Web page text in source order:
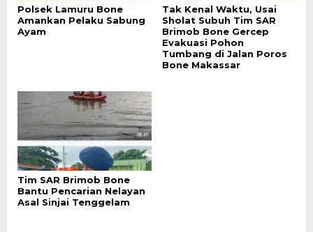
Polsek Lamuru Bone
Amankan Pelaku Sabung
Ayam
Tak Kenal Waktu, Usai
Sholat Subuh Tim SAR
Brimob Bone Gercep
Evakuasi Pohon
Tumbang di Jalan Poros
Bone Makassar
Tim SAR Brimob Bone
Bantu Pencarian Nelayan
Asal Sinjai Tenggelam